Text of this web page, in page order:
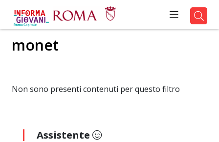
monet
Non sono presenti contenuti per questo filtro
Assistente